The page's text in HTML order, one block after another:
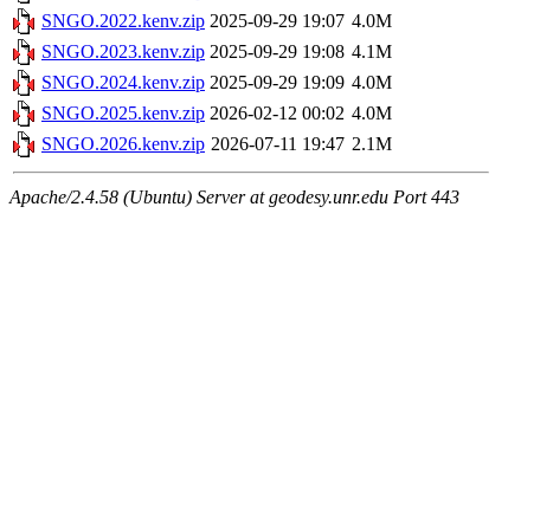
SNGO.2022.kenv.zip 2025-09-29 19:07 4.0M
SNGO.2023.kenv.zip 2025-09-29 19:08 4.1M
SNGO.2024.kenv.zip 2025-09-29 19:09 4.0M
SNGO.2025.kenv.zip 2026-02-12 00:02 4.0M
SNGO.2026.kenv.zip 2026-07-11 19:47 2.1M
Apache/2.4.58 (Ubuntu) Server at geodesy.unr.edu Port 443